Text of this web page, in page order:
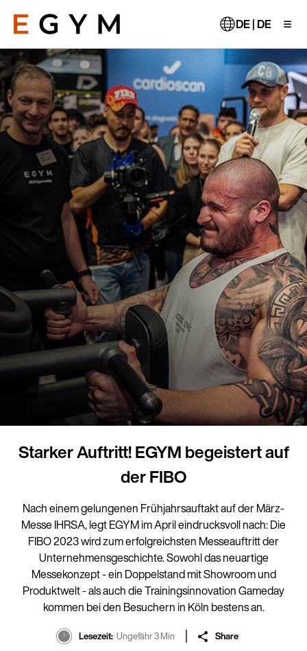
zum
Inhalt DE | DE
Starker Auftritt! EGYM begeistert auf
der FIBO
Nach einem gelungenen Frühjahrsauftakt auf der März-
Messe IHRSA, legt EGYM im April eindrucksvoll nach: Die
FIBO 2023 wird zum erfolgreichsten Messeauftritt der
Unternehmensgeschichte. Sowohl das neuartige
Messekonzept - ein Doppelstand mit Showroom und
Produktwelt - als auch die Trainingsinnovation Gameday
kommen bei den Besuchern in Köln bestens an.
Lesezeit Ungefähr 3 Min Share